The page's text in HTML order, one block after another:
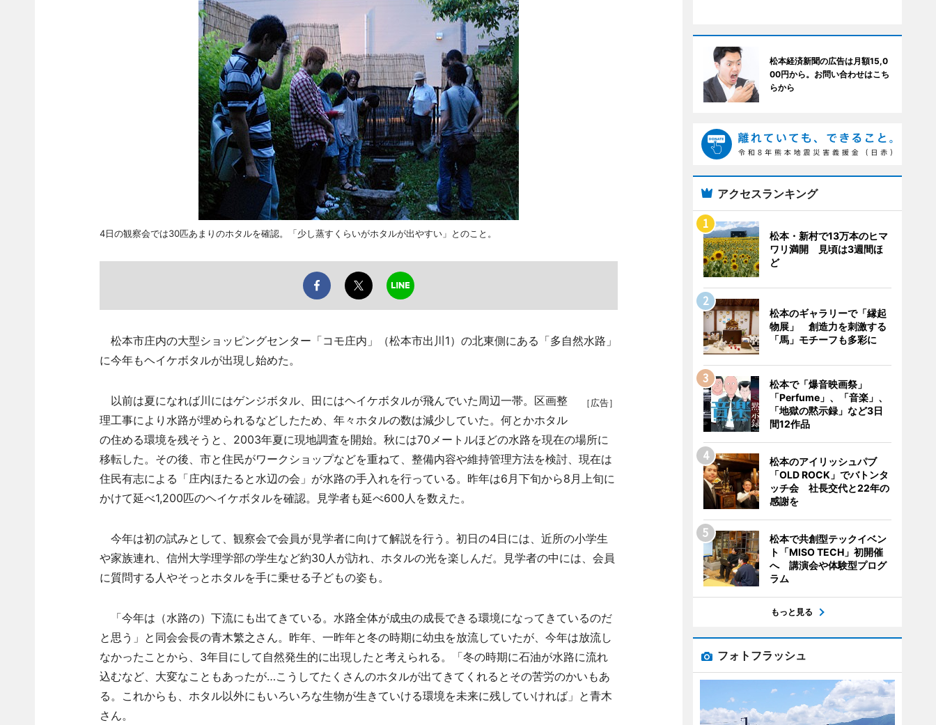
4日の観察会では30匹あまりのホタルを確認。「少し蒸すくらいがホタルが出やすい」とのこと。
松本市庄内の大型ショッピングセンター「コモ庄内」（松本市出川1）の北東側にある「多自然水路」
に今年もヘイケボタルが出現し始めた。
［広告］
以前は夏になれば川にはゲンジボタル、田にはヘイケボタルが飛んでいた周辺一帯。区画整
理工事により水路が埋められるなどしたため、年々ホタルの数は減少していた。何とかホタル
の住める環境を残そうと、2003年夏に現地調査を開始。秋には70メートルほどの水路を現在の場所に
移転した。その後、市と住民がワークショップなどを重ねて、整備内容や維持管理方法を検討、現在は
住民有志による「庄内ほたると水辺の会」が水路の手入れを行っている。昨年は6月下旬から8月上旬に
かけて延べ1,200匹のヘイケボタルを確認。見学者も延べ600人を数えた。
今年は初の試みとして、観察会で会員が見学者に向けて解説を行う。初日の4日には、近所の小学生
や家族連れ、信州大学理学部の学生など約30人が訪れ、ホタルの光を楽しんだ。見学者の中には、会員
に質問する人やそっとホタルを手に乗せる子どもの姿も。
「今年は（水路の）下流にも出てきている。水路全体が成虫の成長できる環境になってきているのだ
と思う」と同会会長の青木繁之さん。昨年、一昨年と冬の時期に幼虫を放流していたが、今年は放流し
なかったことから、3年目にして自然発生的に出現したと考えられる。「冬の時期に石油が水路に流れ
込むなど、大変なこともあったが…こうしてたくさんのホタルが出てきてくれるとその苦労のかいもあ
る。これからも、ホタル以外にもいろいろな生物が生きていける環境を未来に残していければ」と青木
さん。
松本経済新聞の広告は月額15,0
00円から。お問い合わせはこち
らから
アクセスランキング
松本・新村で13万本のヒマ
ワリ満開 見頃は3週間ほ
ど
松本のギャラリーで「縁起
物展」 創造力を刺激する
「馬」モチーフも多彩に
松本で「爆音映画祭」
「Perfume」、「音楽」、
「地獄の黙示録」など3日
間12作品
松本のアイリッシュパブ
「OLD ROCK」でバトンタ
ッチ会 社長交代と22年の
感謝を
松本で共創型テックイベン
ト「MISO TECH」初開催
へ 講演会や体験型プログ
ラム
もっと見る
フォトフラッシュ